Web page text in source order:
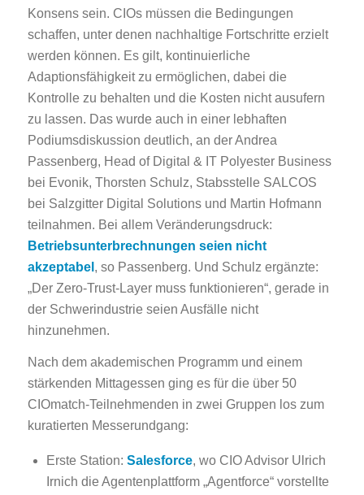
Konsens sein. CIOs müssen die Bedingungen
schaffen, unter denen nachhaltige Fortschritte erzielt
werden können. Es gilt, kontinuierliche
Adaptionsfähigkeit zu ermöglichen, dabei die
Kontrolle zu behalten und die Kosten nicht ausufern
zu lassen. Das wurde auch in einer lebhaften
Podiumsdiskussion deutlich, an der Andrea
Passenberg, Head of Digital & IT Polyester Business
bei Evonik, Thorsten Schulz, Stabsstelle SALCOS
bei Salzgitter Digital Solutions und Martin Hofmann
teilnahmen. Bei allem Veränderungsdruck:
Betriebsunterbrechnungen seien nicht
akzeptabel , so Passenberg. Und Schulz ergänzte:
„Der Zero-Trust-Layer muss funktionieren“, gerade in
der Schwerindustrie seien Ausfälle nicht
hinzunehmen.
Nach dem akademischen Programm und einem
stärkenden Mittagessen ging es für die über 50
CIOmatch-Teilnehmenden in zwei Gruppen los zum
kuratierten Messerundgang:
Erste Station: Salesforce, wo CIO Advisor Ulrich
Irnich die Agentenplattform „Agentforce“ vorstellte